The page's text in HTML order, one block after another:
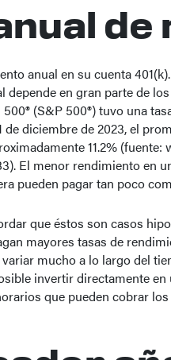
anual en su cuenta
depende en gran parte de
(S&P 500®) tuvo una
de diciembre de 2023, el
11.2%
El menor rendimiento en
pueden pagar tan poco
que éstos son casos
mayores tasas de
mucho a lo largo del
invertir directamente
que pueden cobrar